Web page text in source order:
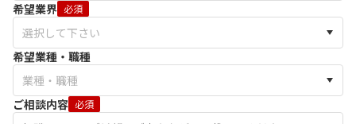
希望業界 必須
希望業種・職種
ご相談内容 必須